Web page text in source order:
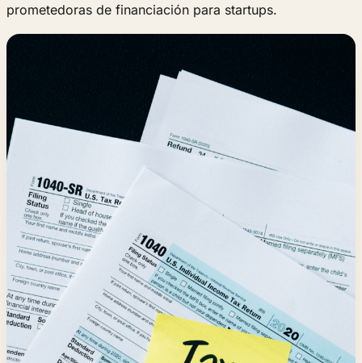
prometedoras de financiación para startups.